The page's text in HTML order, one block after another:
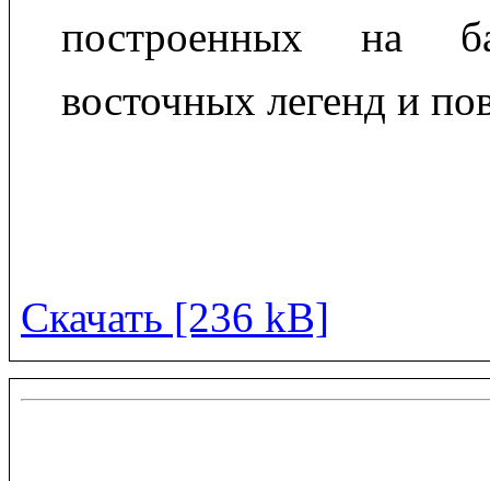
построенных на
восточных легенд и
Скачать [236 kB]